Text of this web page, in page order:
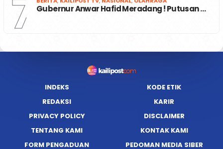
7 Gubernur Anwar Hafid Meradang ! Putusan …
INDEKS
KODE ETIK
REDAKSI
KARIR
PRIVACY POLICY
DISCLAIMER
TENTANG KAMI
KONTAK KAMI
FORM PENGADUAN
PEDOMAN MEDIA SIBER